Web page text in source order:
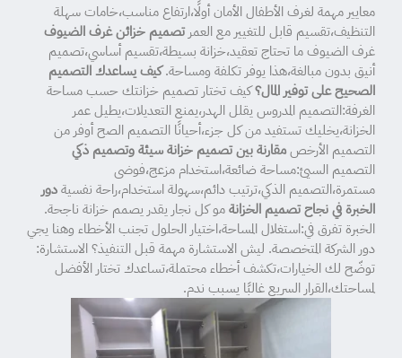
معايير مهمة لغرف الأطفال الأمان أولًا،ارتفاع مناسب،خامات سهلة
التنظيف،تقسيم قابل للتغيير مع العمرتصميم خزائن غرف الضيوف
غرف الضيوف ما تحتاج تعقيد،خزانة بسيطة،تقسيم أساسي،تصميم
أنيق بدون مبالغة،هذا يوفر تكلفة ومساحة.كيف يساعدك التصميم
الصحيح على توفير المال؟كيف تختار تصميم خزانتك حسب مساحة
الغرفة:التصميم المدروس يقلل الهدر،يمنع التعديلات،يطيل عمر
الخزانة،يخليك تستفيد من كل جزء،أحيانًا التصميم الصح أوفر من
التصميم الأرخصمقارنة بين تصميم خزانة سيئة وتصميم ذكي
التصميم السيئ:مساحة ضائعة،استخدام مزعج،فوضى
مستمرة،التصميم الذكي،ترتيب دائم،سهولة استخدام،راحة نفسيةدور
الخبرة في نجاح تصميم الخزانةمو كل نجار يقدر يصمم خزانة ناجحة.
الخبرة تفرق في:استغلال المساحة،اختيار الحلول تجنب الأخطاء وهنا يجي
دور الشركة المتخصصة. ليش الاستشارة مهمة قبل التنفيذ؟ الاستشارة:
توضّح لك الخيارات،تكشف أخطاء محتملة،تساعدك تختار الأفضل
لمساحتك،القرار السريع غالبًا يسبب ندم.